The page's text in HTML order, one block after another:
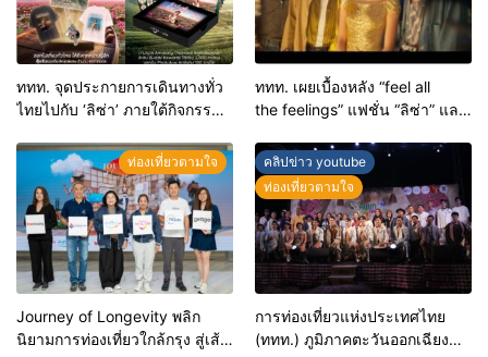
ททท. จุดประกายการเดินทางทั่ว
ไทยไปกับ ‘ลิซ่า’ ภายใต้กิจกรรม
Thailand’s Wonders” ชวนเที่ยว
ทั่วไทย ร่วมสนุก 2 วิธีลุ้นรับของ
ที่ระลึกสุดพิเศษ 5 สไตล์
ททท. เผยเบื้องหลัง “feel all
the feelings” แฟชั่น “ลิซ่า” และ
และวิถีไทยในทุกเฟรม
ท่องเที่ยวตามใจ
Journey of Longevity พลิก
นิยามการท่องเที่ยวใกล้กรุง สู่เส้น
คลิปข่าว youtube
ท่องเที่ยวตามใจ
การท่องเที่ยวแห่งประเทศไทย
(ททท.) ภูมิภาคตะวันออกเฉียง